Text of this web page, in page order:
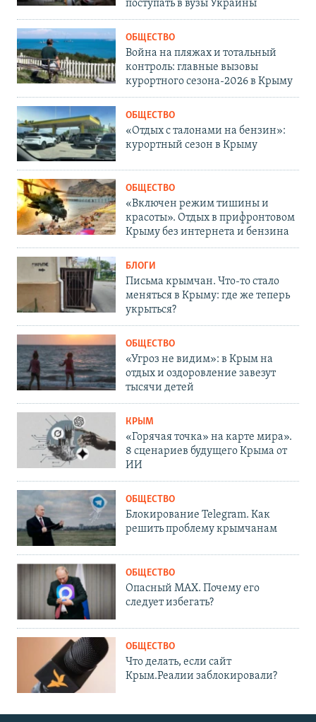
поступать в вузы Украины
ОБЩЕСТВО
Война на пляжах и тотальный
контроль: главные вызовы
курортного сезона-2026 в Крыму
ОБЩЕСТВО
«Отдых с талонами на бензин»:
курортный сезон в Крыму
ОБЩЕСТВО
«Включен режим тишины и
красоты». Отдых в прифронтовом
Крыму без интернета и бензина
БЛОГИ
Письма крымчан. Что-то стало
меняться в Крыму: где же теперь
укрыться?
ОБЩЕСТВО
«Угроз не видим»: в Крым на
отдых и оздоровление завезут
тысячи детей
КРЫМ
«Горячая точка» на карте мира».
8 сценариев будущего Крыма от
ИИ
ОБЩЕСТВО
Блокирование Telegram. Как
решить проблему крымчанам
ОБЩЕСТВО
Опасный MAX. Почему его
следует избегать?
ОБЩЕСТВО
Что делать, если сайт
Крым.Реалии заблокировали?